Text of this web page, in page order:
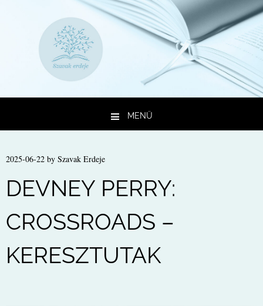
MENÜ
2025-06-22 by Szavak Erdeje
DEVNEY PERRY:
CROSSROADS –
KERESZTUTAK